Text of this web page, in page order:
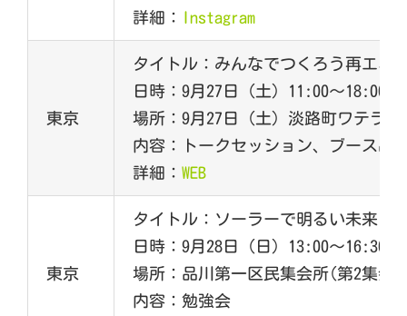
詳細： Instagram
東京
タイトル：みんなでつくろう再エネ
日時：9月27日（土）11:00～18:00
場所：9月27日（土）淡路町ワテラ
内容：トークセッション、ブース出
詳細： WEB
東京
タイトル：ソーラーで明るい未来 気
日時：9月28日（日）13:00～16:30
場所：品川第一区民集会所(第2集会
内容：勉強会